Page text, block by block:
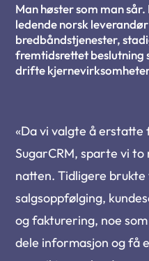
Man høster som man
ledende norsk
bredbåndstjenester,
fremtidsrettet beslutning
drifte
«Da vi valgte å erstatte
SugarCRM, sparte vi
natten. Tidligere
salgsoppfølging,
og fakturering, noe
dele informasjon og få